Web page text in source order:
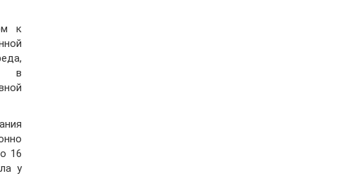
к
в
16
у